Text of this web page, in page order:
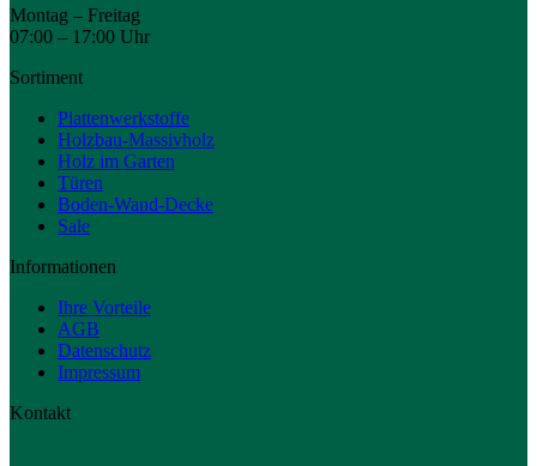
Montag – Freitag
07:00 – 17:00 Uhr
Sortiment
Plattenwerkstoffe
Holzbau-Massivholz
Holz im Garten
Türen
Boden-Wand-Decke
Sale
Informationen
Ihre Vorteile
AGB
Datenschutz
Impressum
Kontakt